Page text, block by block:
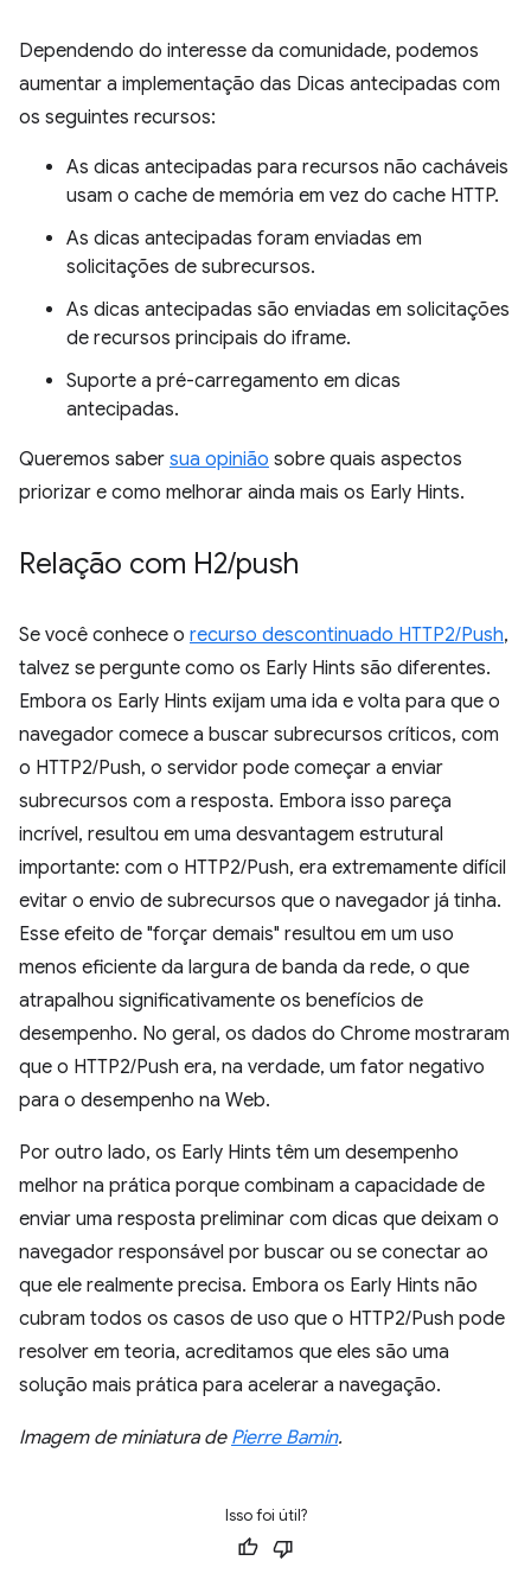
Dependendo do interesse da comunidade, podemos
aumentar a implementação das Dicas antecipadas com
os seguintes recursos:
As dicas antecipadas para recursos não cacháveis
usam o cache de memória em vez do cache HTTP.
As dicas antecipadas foram enviadas em
solicitações de subrecursos.
As dicas antecipadas são enviadas em solicitações
de recursos principais do iframe.
Suporte a pré-carregamento em dicas
antecipadas.
Queremos saber sua opinião sobre quais aspectos
priorizar e como melhorar ainda mais os Early Hints.
Relação com H2/push
Se você conhece o recurso descontinuado HTTP2/Push,
talvez se pergunte como os Early Hints são diferentes.
Embora os Early Hints exijam uma ida e volta para que o
navegador comece a buscar subrecursos críticos, com
o HTTP2/Push, o servidor pode começar a enviar
subrecursos com a resposta. Embora isso pareça
incrível, resultou em uma desvantagem estrutural
importante: com o HTTP2/Push, era extremamente difícil
evitar o envio de subrecursos que o navegador já tinha.
Esse efeito de "forçar demais" resultou em um uso
menos eficiente da largura de banda da rede, o que
atrapalhou significativamente os benefícios de
desempenho. No geral, os dados do Chrome mostraram
que o HTTP2/Push era, na verdade, um fator negativo
para o desempenho na Web.
Por outro lado, os Early Hints têm um desempenho
melhor na prática porque combinam a capacidade de
enviar uma resposta preliminar com dicas que deixam o
navegador responsável por buscar ou se conectar ao
que ele realmente precisa. Embora os Early Hints não
cubram todos os casos de uso que o HTTP2/Push pode
resolver em teoria, acreditamos que eles são uma
solução mais prática para acelerar a navegação.
Imagem de miniatura de Pierre Bamin.
Isso foi útil?